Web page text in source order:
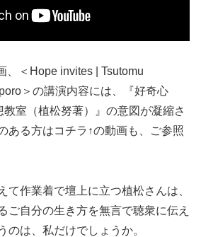
、＜Hope invites | Tsutomu
＞の講演内容には、『好奇心
教室（植松努著）』の意図が凝縮さ
ある方はコチラ↑の動画も、ご参照
て作業着で壇上に立つ植松さんは、
ご自分の生き方を無言で聴衆に伝え
のは、私だけでしょうか。